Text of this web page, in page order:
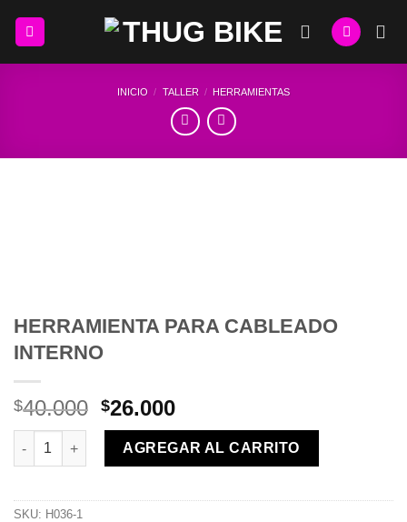
INICIO / TALLER / HERRAMIENTAS
HERRAMIENTA PARA CABLEADO
INTERNO
$40.000 El
precio
original
era:
$40.000.
$26.000El
precio
actual
es:
$26.000.
HERRAMIENTA PARA CABLEADO INTERNO cantidad
AGREGAR AL CARRITO
SKU: H036-1